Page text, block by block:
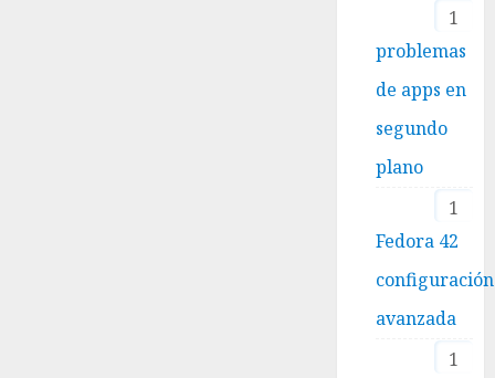
1
problemas
de apps en
segundo
plano
1
Fedora 42
configuración
avanzada
1